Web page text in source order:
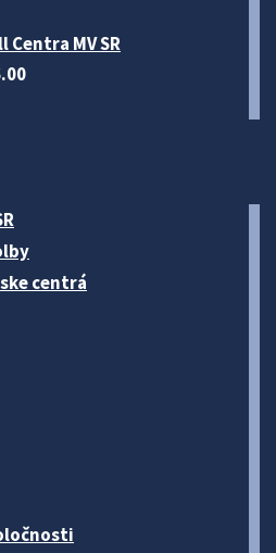
MV SR
centrá